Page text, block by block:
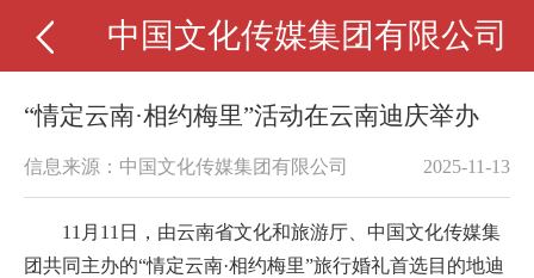
中国文化传媒集团有限公司
“情定云南·相约梅里”活动在云南迪庆举办
信息来源：中国文化传媒集团有限公司 2025-11-13
11月11日，由云南省文化和旅游厅、中国文化传媒集
团共同主办的“情定云南·相约梅里”旅行婚礼首选目的地迪